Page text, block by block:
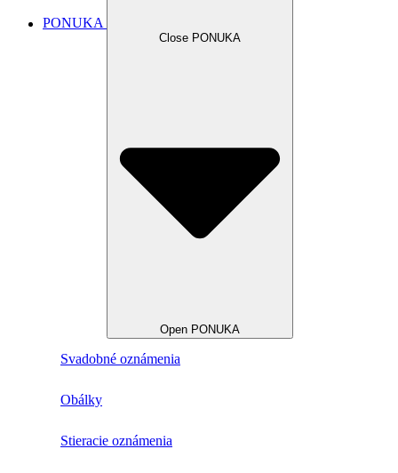
PONUKA
Close PONUKA
Open PONUKA
Svadobné oznámenia
Obálky
Stieracie oznámenia